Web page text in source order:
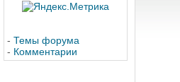
- Темы форума
- Комментарии